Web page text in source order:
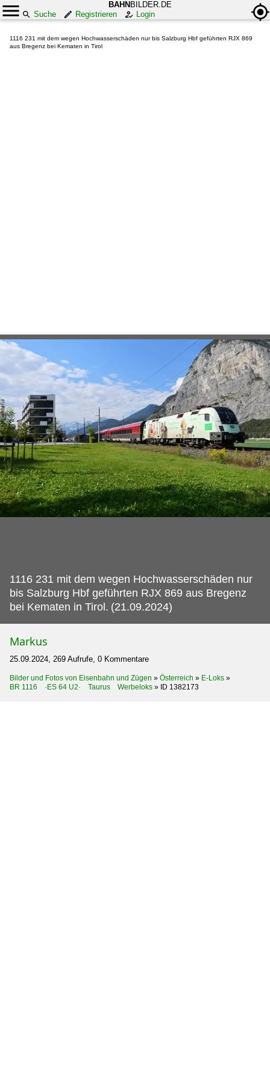
BAHN BILDER.DE
Suche
Registrieren Login
1116 231 mit dem wegen Hochwasserschäden nur bis Salzburg Hbf geführten RJX 869
aus Bregenz bei Kematen in Tirol
1116 231 mit dem wegen Hochwasserschäden nur
bis Salzburg Hbf geführten RJX 869 aus Bregenz
bei Kematen in Tirol. (21.09.2024)
Markus
25.09.2024, 269 Aufrufe, 0 Kommentare
Bilder und Fotos von Eisenbahn und Zügen » Österreich » E-Loks »
BR 1116 ·ES 64 U2· Taurus Werbeloks » ID 1382173